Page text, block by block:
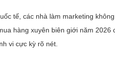
tế, các nhà làm marketing
hàng xuyên biên giới năm 2026
vi cực kỳ rõ nét.